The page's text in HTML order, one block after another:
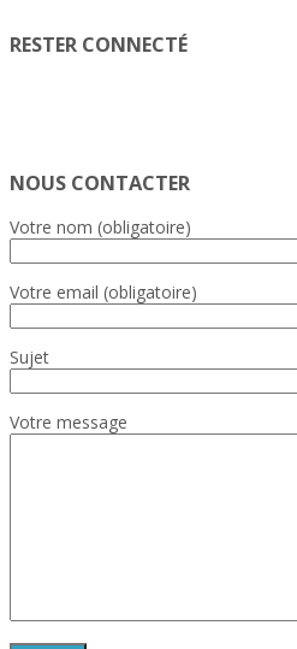
RESTER CONNECTÉ
NOUS CONTACTER
Votre nom (obligatoire)
Votre email (obligatoire)
Sujet
Votre message